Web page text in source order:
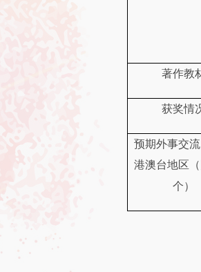
著作教
获奖情
预期外事交
港澳台地区
个）